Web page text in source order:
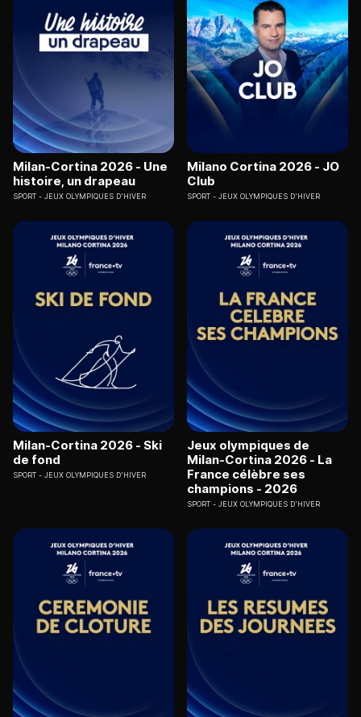
Milan-Cortina 2026 - Une
histoire, un drapeau
SPORT JEUX OLYMPIQUES D'HIVER
Milano Cortina 2026 - JO
Club
SPORT JEUX OLYMPIQUES D'HIVER
Milan-Cortina 2026 - Ski
de fond
SPORT JEUX OLYMPIQUES D'HIVER
Jeux olympiques de
Milan-Cortina 2026 - La
France célèbre ses
champions - 2026
SPORT JEUX OLYMPIQUES D'HIVER